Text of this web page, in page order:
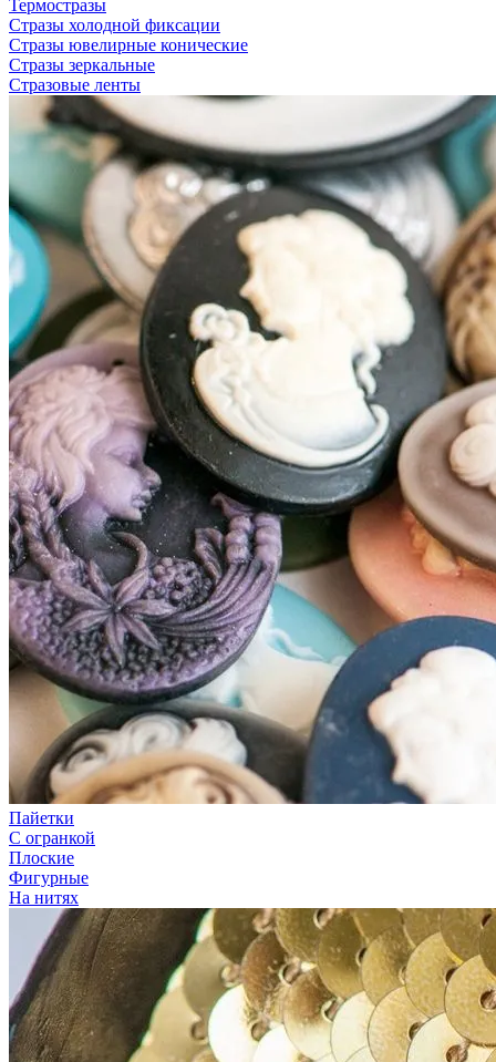
Термостразы
Стразы холодной фиксации
Стразы ювелирные конические
Стразы зеркальные
Стразовые ленты
Пайетки
С огранкой
Плоские
Фигурные
На нитях